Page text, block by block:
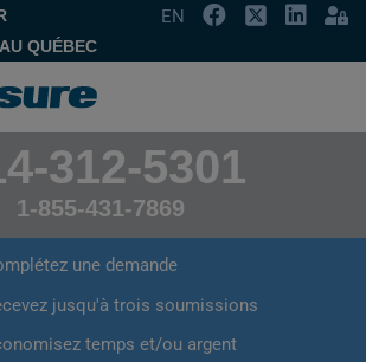
QUÉBEC
EN
312-5301
1-855-431-7869
une demande
jusqu'à trois soumissions
temps et/ou argent